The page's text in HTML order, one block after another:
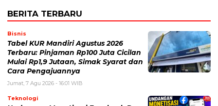
BERITA TERBARU
Bisnis
Tabel KUR Mandiri Agustus 2026
Terbaru: Pinjaman Rp100 Juta Cicilan
Mulai Rp1,9 Jutaan, Simak Syarat dan
Cara Pengajuannya
Jumat, 7 Agu 2026 - 16:01 WIB
Teknologi